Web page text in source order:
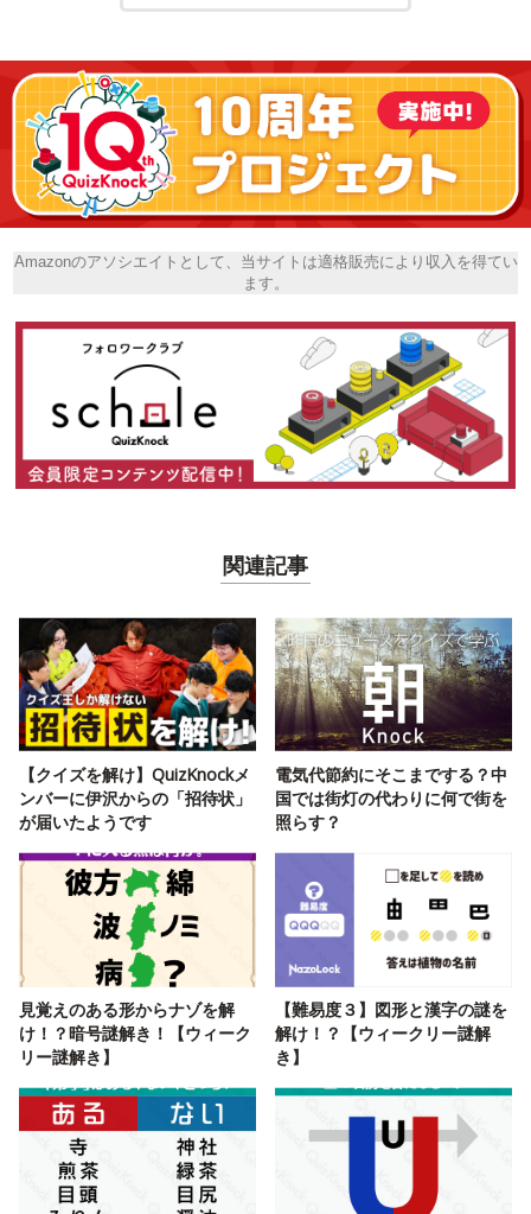
Amazonのアソシエイトとして、当サイトは適格販売により収入を得てい
ます。
関連記事
【クイズを解け】QuizKnockメ
ンバーに伊沢からの「招待状」
が届いたようです
電気代節約にそこまでする？中
国では街灯の代わりに何で街を
照らす？
見覚えのある形からナゾを解
け！？暗号謎解き！【ウィーク
リー謎解き】
【難易度３】図形と漢字の謎を
解け！？【ウィークリー謎解
き】